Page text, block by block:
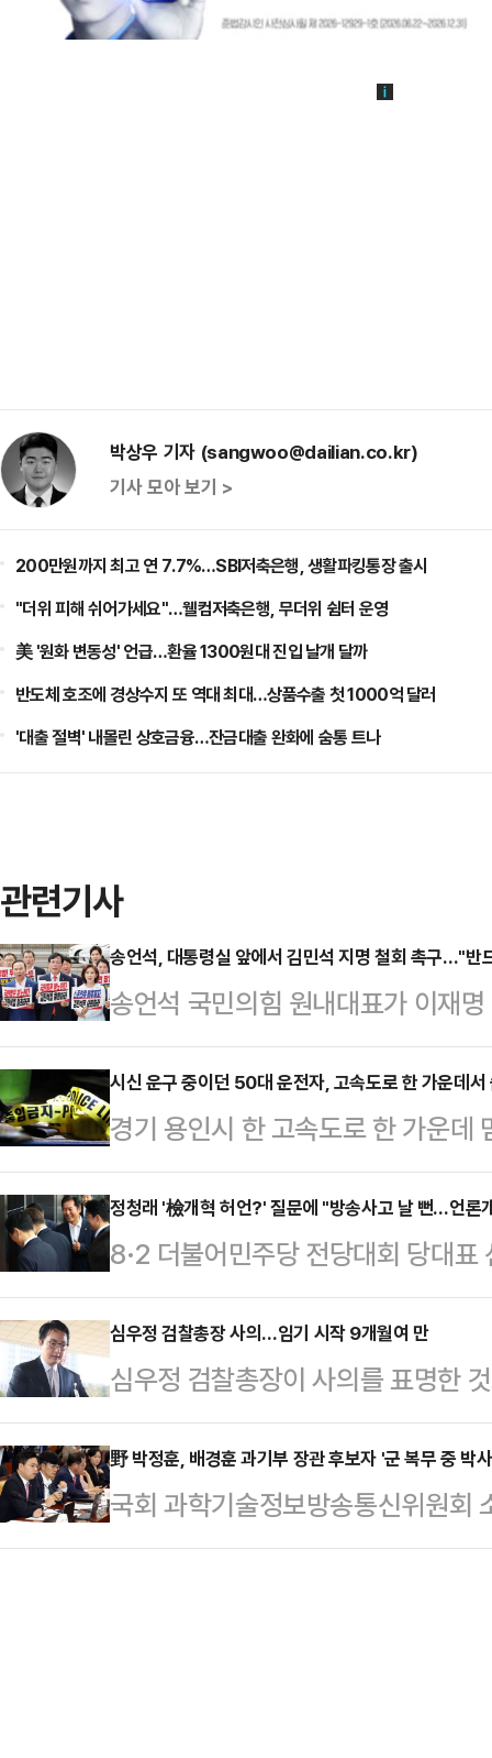
박상우 기자 (sangwoo@dailian.co.kr)
기사 모아 보기 >
200만원까지 최고 연 7.7%…SBI저축은행, 생활파킹통장 출시
"더위 피해 쉬어가세요"…웰컴저축은행, 무더위 쉼터 운영
美 '원화 변동성' 언급…환율 1300원대 진입 날개 달까
반도체 호조에 경상수지 또 역대 최대…상품수출 첫 1000억 달러
'대출 절벽' 내몰린 상호금융…잔금대출 완화에 숨통 트나
관련기사
송언석, 대통령실 앞에서 김민석 지명 철회 촉구…"반
송언석 국민의힘 원내대표가 이재
지명 철회를 거듭 촉구했다.송언석
앞에서 열린 의원총회 모두발언에
나도 해소되지 않았다. 오히려 의
할 일은 분명하다"고 압박했다.송
익이 들어오는 배추농사에 투자해
을) 배반하고 도망친 사람이라는
시 안하는 뻔뻔한 …
시신 운구 중이던 50대 운전자, 고속도로 한 가운데서
경기 용인시 한 고속도로 한 가운
진 채 발견됐다.30일 경기남부경
오후 11시28분쯤 영동고속도로 강
이 2차로에서 3차로 사이에 멈춰
구간 순찰 차량이 곧바로 현장에
분쯤 경찰이 도착해 운전석에서 의
했다.경찰은 운전석 유리를 깨고
술을 했고, …
정청래 '檢개혁 허언?' 질문에 "방송사고 날 뻔…언론
8·2 더불어민주당 전당대회 당대
와의 인터뷰 중 자신의 '검찰개혁'
했다"라며 불쾌한 감정을 드러냈다
진행자가 '추석 고향 갈 때 검찰청
월에 당대표가 되면 이건 좀 허언
따져 물은 뒤 "그래서 내가 KBS라
공정한 질문을 하기 때문에 그런
심우정 검찰총장 사의…임기 시작 9개월여 만
심우정 검찰총장이 사의를 표명한
시작한 지 9개월여 만이다.1일 법
했다.심 총장은 이날 오후 3시쯤 입
열린다.심 총장은 당초 오광수 민정
인사가 이뤄지면 사의를 표명할 예
野 박정훈, 배경훈 과기부 장관 후보자 '군 복무 중 박
국회 과학기술정보방송통신위원회
학기술정보방송통신부 장관 후보